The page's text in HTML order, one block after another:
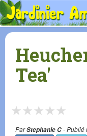
Tea'
★
★
★
★
★
ParStephanie C- Publié